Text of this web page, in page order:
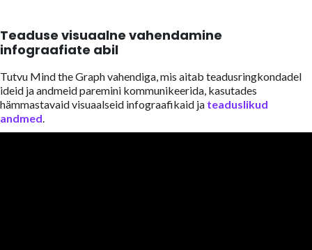
Teaduse visuaalne vahendamine
infograafiate abil
Tutvu Mind the Graph vahendiga, mis aitab teadusringkondadel
ideid ja andmeid paremini kommunikeerida, kasutades
hämmastavaid visuaalseid infograafikaid ja teaduslikud
andmed.